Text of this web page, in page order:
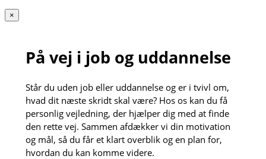
×
På vej i job og uddannelse
Står du uden job eller uddannelse og er i tvivl om,
hvad dit næste skridt skal være? Hos os kan du få
personlig vejledning, der hjælper dig med at finde
den rette vej. Sammen afdækker vi din motivation
og mål, så du får et klart overblik og en plan for,
hvordan du kan komme videre.